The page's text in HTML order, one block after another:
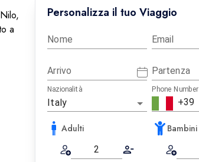
a
Personalizza il tuo Viaggio
Nome Email
Arrivo Partenza
Nazionalità Phone Number
Adulti Bambini